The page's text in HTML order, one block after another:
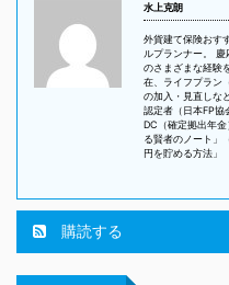
水上克朗
外貨建て保険おす
ルプランナー。
のさまざまな経験
在、ライフプラン
の加入・見直しな
認定者（日本FP協
DC（確定拠出年
る賢者のノート」
円を貯める方法」
購読する